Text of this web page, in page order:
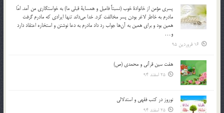
پسري مؤمن از خانوادة خوب (نسبتاً فاميل و همساية قبلي ما) به خواستگاري من آمد. امّا
مادرم به خاطر لاغر بودن پسر مخالفت كرد. خدا مي‌داند تنها ايرادي كه مادرم گرفت
همين بود و براي همين به آن‌ها جواب رد داد مادرم به دعا نوشتن و استخاره اعتقاد دارد
و…
16 فروردین 95
هفت سین قرآنی و محمدی (ص)
25 اسفند 94
نوروز در كتب فقهى و استدلالى‏
25 اسفند 94